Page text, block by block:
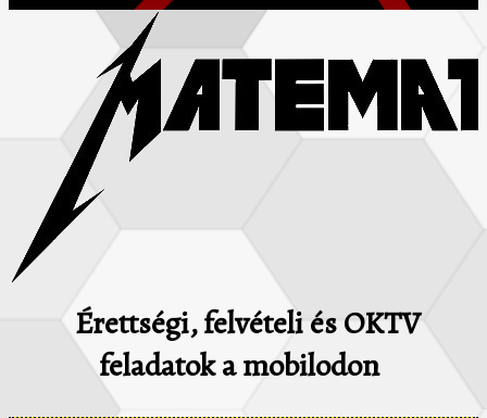
Érettségi, felvételi és OKTV
feladatok a mobilodon